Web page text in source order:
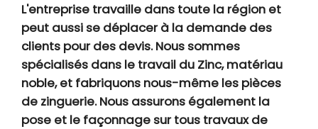
L'entreprise travaille dans toute la région et
peut aussi se déplacer à la demande des
clients pour des devis. Nous sommes
spécialisés dans le travail du Zinc, matériau
noble, et fabriquons nous-même les pièces
de zinguerie. Nous assurons également la
pose et le façonnage sur tous travaux de